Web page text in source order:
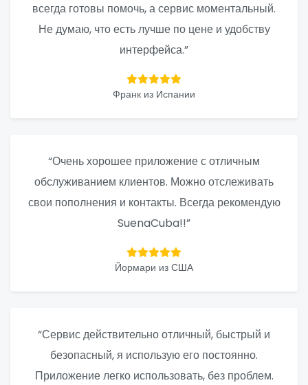
всегда готовы помочь, а сервис моментальный.
Не думаю, что есть лучше по цене и удобству
интерфейса.”
Франк из Испании
“Очень хорошее приложение с отличным
обслуживанием клиентов. Можно отслеживать
свои пополнения и контакты. Всегда рекомендую
SuenaCuba!!”
Йормари из США
“Сервис действительно отличный, быстрый и
безопасный, я использую его постоянно.
Приложение легко использовать, без проблем.